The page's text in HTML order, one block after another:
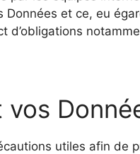
Données et ce, eu
d’obligations
utiles afin de